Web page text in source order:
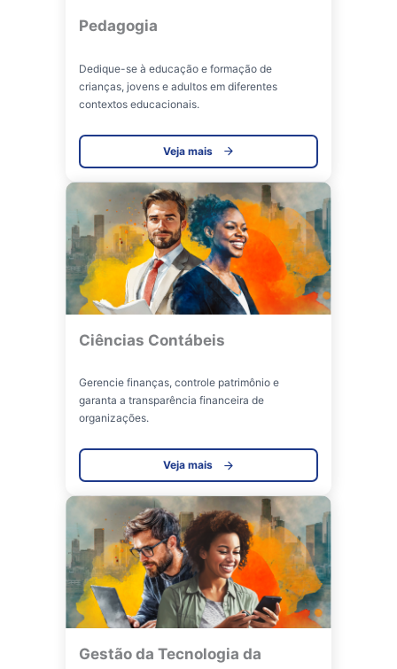
Pedagogia
Dedique-se à educação e formação de
crianças, jovens e adultos em diferentes
contextos educacionais.
Veja mais
Ciências Contábeis
Gerencie finanças, controle patrimônio e
garanta a transparência financeira de
organizações.
Veja mais
Gestão da Tecnologia da